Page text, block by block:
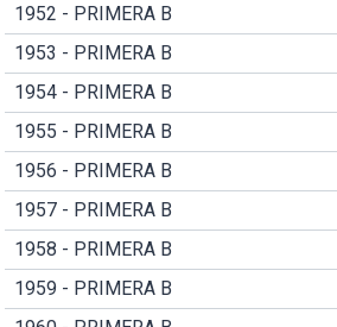
1952 - PRIMERA B
1953 - PRIMERA B
1954 - PRIMERA B
1955 - PRIMERA B
1956 - PRIMERA B
1957 - PRIMERA B
1958 - PRIMERA B
1959 - PRIMERA B